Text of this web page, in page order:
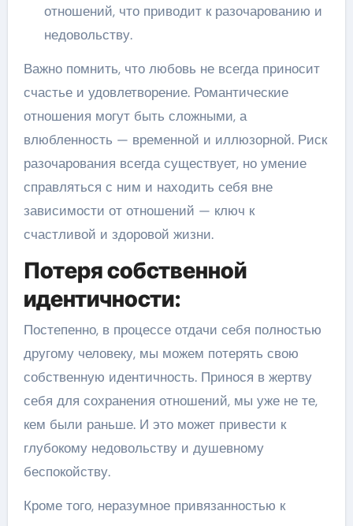
отношений, что приводит к разочарованию и
недовольству.
Важно помнить, что любовь не всегда приносит
счастье и удовлетворение. Романтические
отношения могут быть сложными, а
влюбленность — временной и иллюзорной. Риск
разочарования всегда существует, но умение
справляться с ним и находить себя вне
зависимости от отношений — ключ к
счастливой и здоровой жизни.
Потеря собственной
идентичности:
Постепенно, в процессе отдачи себя полностью
другому человеку, мы можем потерять свою
собственную идентичность. Принося в жертву
себя для сохранения отношений, мы уже не те,
кем были раньше. И это может привести к
глубокому недовольству и душевному
беспокойству.
Кроме того, неразумное привязанностью к